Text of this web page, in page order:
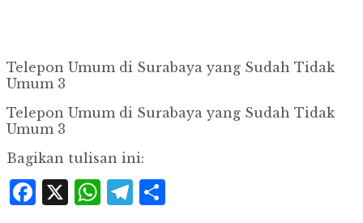
Telepon Umum di Surabaya yang Sudah Tidak
Umum 3
Telepon Umum di Surabaya yang Sudah Tidak
Umum 3
Bagikan tulisan ini:
Facebook
X WhatsApp
Telegram